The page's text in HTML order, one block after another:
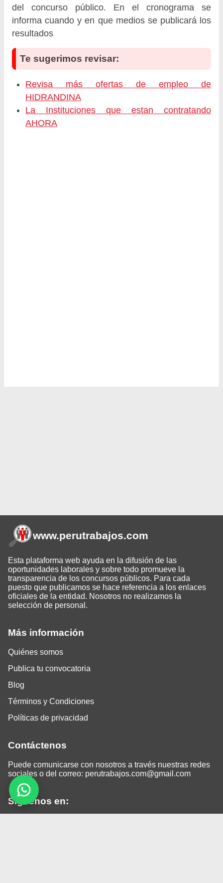
del concurso público. En el cronograma se
informa cuando y en que medios se publicará los
resultados
Te sugerimos revisar:
Revisa más ofertas de empleo de
HIDRANDINA
La Instituciones que estan contratando
AHORA
Más información
Quiénes somos
Publica tu convocatoria
Blog
Términos y Condiciones
Políticas de privacidad
Contáctenos
Puede comunicarse con nosotros a través nuestras redes
sociales o del correo: perutrabajos.com@gmail.com
Siguenos en:
www.perutrabajos.com
Esta plataforma web ayuda en la difusión de las
oportunidades laborales y sobre todo promueve la
transparencia de los concursos públicos. Para cada
puesto que publicamos se hace referencia a los enlaces
oficiales de la entidad. Nosotros no realizamos la
selección de personal.